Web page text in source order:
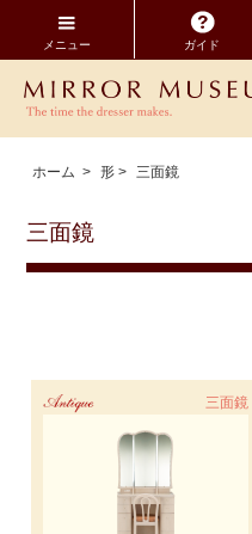
メニュー ガイド
ホーム > 形 > 三面鏡
三面鏡
三面鏡